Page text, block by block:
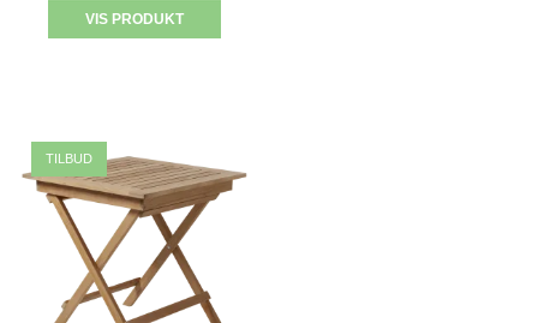
VIS PRODUKT
TILBUD